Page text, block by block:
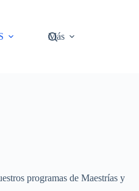
Más
programas de Maestrías y